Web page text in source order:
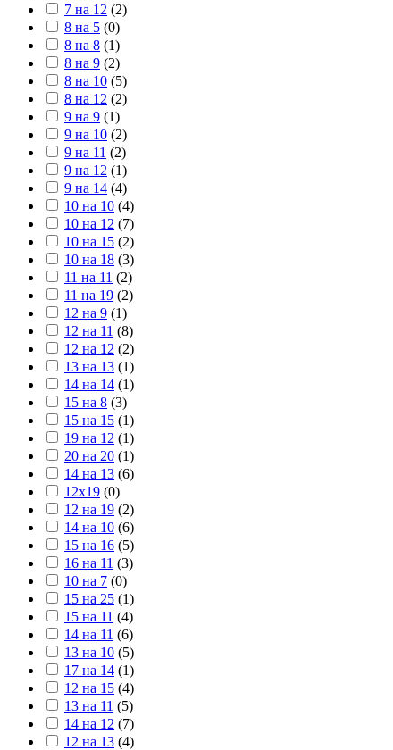
7 на 12 (2)
8 на 5 (0)
8 на 8 (1)
8 на 9 (2)
8 на 10 (5)
8 на 12 (2)
9 на 9 (1)
9 на 10 (2)
9 на 11 (2)
9 на 12 (1)
9 на 14 (4)
10 на 10 (4)
10 на 12 (7)
10 на 15 (2)
10 на 18 (3)
11 на 11 (2)
11 на 19 (2)
12 на 9 (1)
12 на 11 (8)
12 на 12 (2)
13 на 13 (1)
14 на 14 (1)
15 на 8 (3)
15 на 15 (1)
19 на 12 (1)
20 на 20 (1)
14 на 13 (6)
12х19 (0)
12 на 19 (2)
14 на 10 (6)
15 на 16 (5)
16 на 11 (3)
10 на 7 (0)
15 на 25 (1)
15 на 11 (4)
14 на 11 (6)
13 на 10 (5)
17 на 14 (1)
12 на 15 (4)
13 на 11 (5)
14 на 12 (7)
12 на 13 (4)